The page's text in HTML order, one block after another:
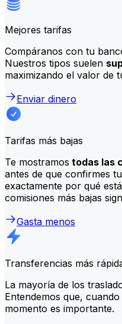
Mejores tarifas
Compáranos con tu
Nuestros tipos suelen
maximizando el valor de
Enviar dinero
Tarifas más bajas
Te mostramos todas las
antes de que confirmes
exactamente por qué
comisiones más bajas
Gasta menos
Transferencias más
La mayoría de los
Entendemos que,
momento es importante.